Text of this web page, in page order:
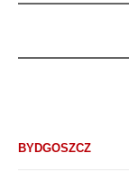
BYDGOSZCZ